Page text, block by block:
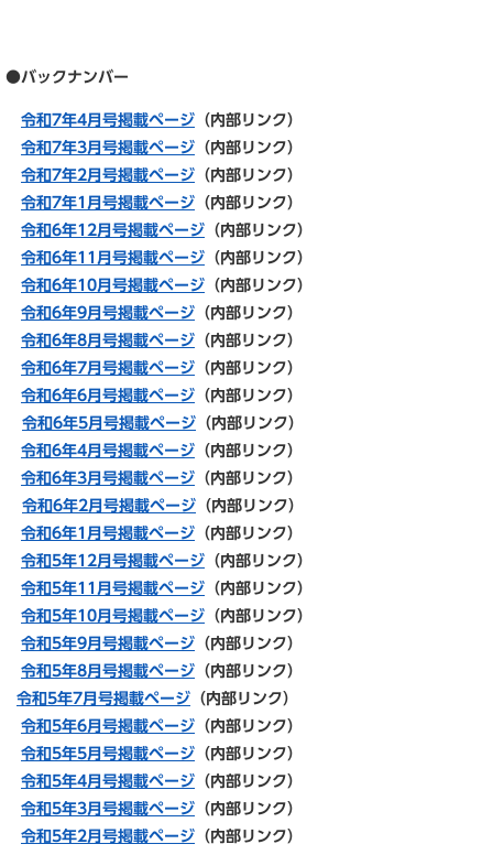
●バックナンバー
令和7年4月号掲載ページ （内部リンク）
令和7年3月号掲載ページ （内部リンク）
令和7年2月号掲載ページ （内部リンク）
令和7年1月号掲載ページ （内部リンク）
令和6年12月号掲載ページ （内部リンク）
令和6年11月号掲載ページ （内部リンク）
令和6年10月号掲載ページ （内部リンク）
令和6年9月号掲載ページ （内部リンク）
令和6年8月号掲載ページ （内部リンク）
令和6年7月号掲載ページ （内部リンク）
令和6年6月号掲載ページ （内部リンク）
令和6年5月号掲載ページ （内部リンク）
令和6年4月号掲載ページ （内部リンク）
令和6年3月号掲載ページ （内部リンク）
令和6年2月号掲載ページ （内部リンク）
令和6年1月号掲載ページ （内部リンク）
令和5年12月号掲載ページ （内部リンク）
令和5年11 月号掲載ページ （内部リンク）
令和5年10月号掲載ページ （内部リンク）
令和5年9月号掲載ページ （内部リンク）
令和5年8月号掲載ページ （内部リンク）
令和5年7月号掲載ページ （内部リンク）
令和5年6月号掲載ページ （内部リンク）
令和5年5月号掲載ページ （内部リンク）
令和5年4月号掲載ページ （内部リンク）
令和5年3月号掲載ページ （内部リンク）
令和5年2月号掲載ページ （内部リンク）